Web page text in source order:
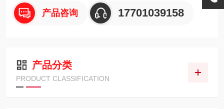
产品咨询 17701039158
产品分类
PRODUCT CLASSIFICATION